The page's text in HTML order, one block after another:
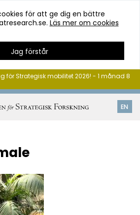
för att ge dig en bättre
Läs mer om cookies
Jag förstår
EN
för Strategisk mobilitet 2026! - 1 månad 8